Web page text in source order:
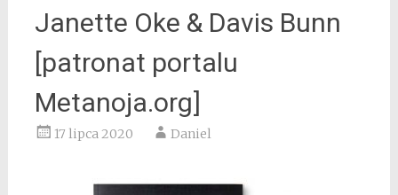
Janette Oke & Davis Bunn
[patronat portalu
Metanoja.org]
17 lipca 2020 Daniel